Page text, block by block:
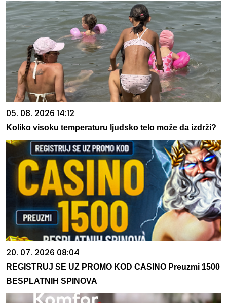
05. 08. 2026 14:12
Koliko visoku temperaturu ljudsko telo može da izdrži?
20. 07. 2026 08:04
REGISTRUJ SE UZ PROMO KOD CASINO Preuzmi 1500
BESPLATNIH SPINOVA